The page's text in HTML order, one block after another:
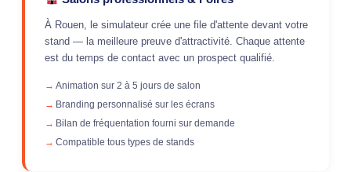
À Rouen, le simulateur crée une file d'attente devant votre
stand — la meilleure preuve d'attractivité. Chaque attente
est du temps de contact avec un prospect qualifié.
Animation sur 2 à 5 jours de salon
Branding personnalisé sur les écrans
Bilan de fréquentation fourni sur demande
Compatible tous types de stands